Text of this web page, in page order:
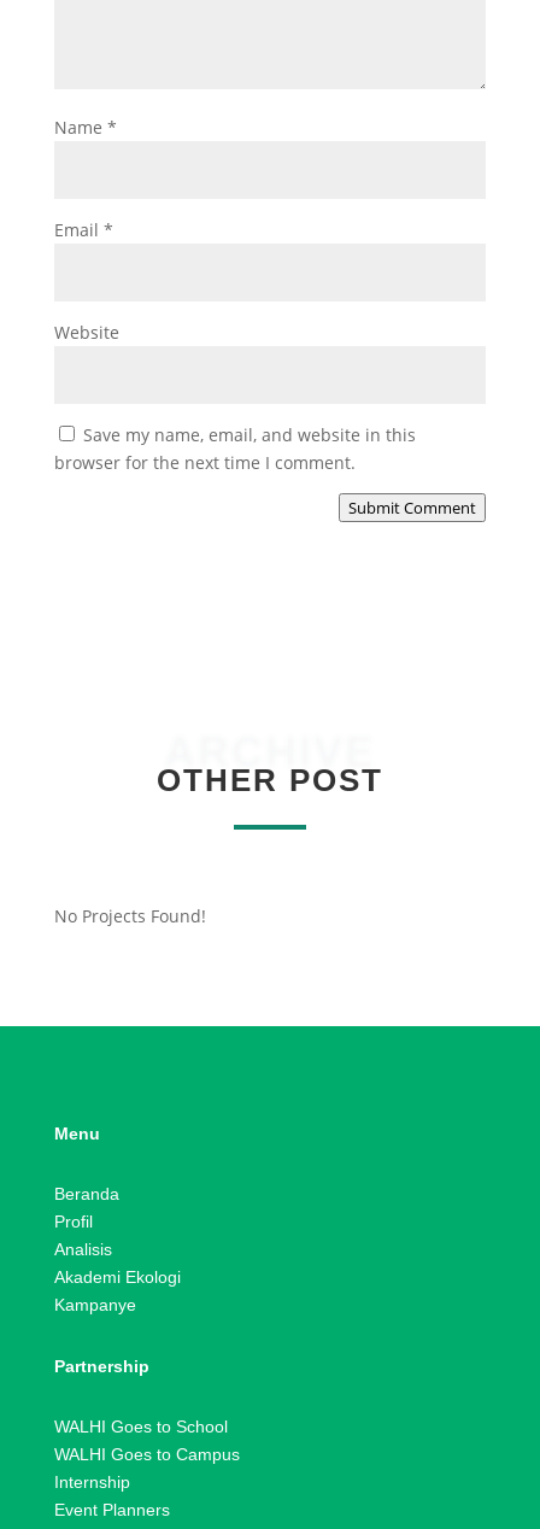
Name *
Email *
Website
Save my name, email, and website in this
browser for the next time I comment.
Submit Comment
OTHER POST
No Projects Found!
Menu
Beranda
Profil
Analisis
Akademi Ekologi
Kampanye
Partnership
WALHI Goes to School
WALHI Goes to Campus
Internship
Event Planners